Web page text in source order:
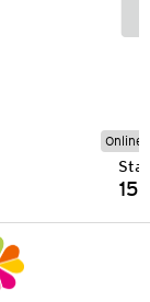
Online